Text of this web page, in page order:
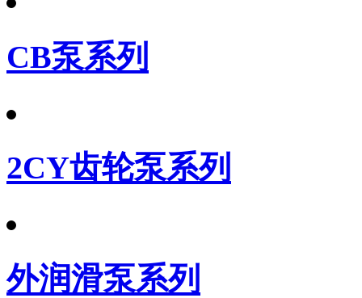
CB泵系列
2CY齿轮泵系列
外润滑泵系列